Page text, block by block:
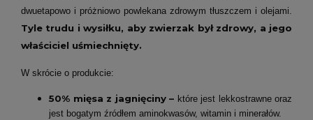
dwuetapowo i próżniowo powlekana zdrowym tłuszczem i olejami.
Tyle trudu i wysiłku, aby zwierzak był zdrowy, a jego
właściciel uśmiechnięty.
W skrócie o produkcie:
50% mięsa z jagnięciny– które jest lekkostrawne oraz
jest bogatym źródłem aminokwasów, witamin i minerałów.